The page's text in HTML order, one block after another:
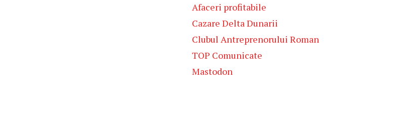
Afaceri profitabile
Cazare Delta Dunarii
Clubul Antreprenorului Roman
TOP Comunicate
Mastodon